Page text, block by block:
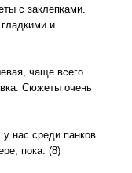
с заклепками.
и
чаще всего
Сюжеты очень
нас среди панков
пока. (8)